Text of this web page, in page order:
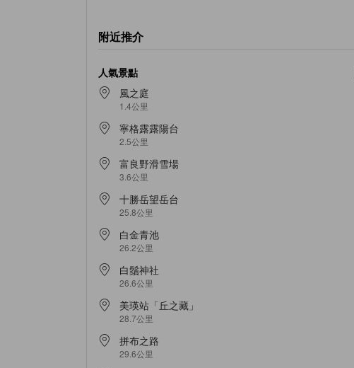
附近推介
人氣景點
風之庭
1.4公里
寧格露露陽台
2.5公里
富良野滑雪場
3.6公里
十勝岳望岳台
25.8公里
白金青池
26.2公里
白鬚神社
26.6公里
美瑛站「丘之藏」
28.7公里
拼布之路
29.6公里